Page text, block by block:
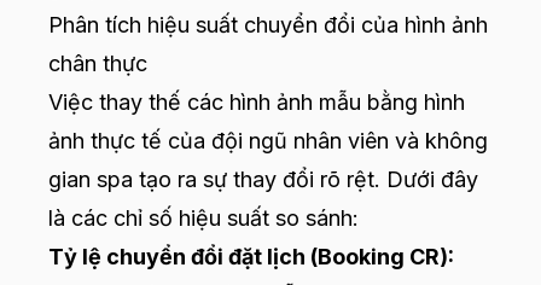
Phân tích hiệu suất chuyển đổi của hình ảnh
chân thực
Việc thay thế các hình ảnh mẫu bằng hình
ảnh thực tế của đội ngũ nhân viên và không
gian spa tạo ra sự thay đổi rõ rệt. Dưới đây
là các chỉ số hiệu suất so sánh:
Tỷ lệ chuyển đổi đặt lịch (Booking CR):